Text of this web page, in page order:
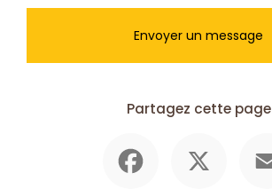
Envoyer un message
Partagez cette page